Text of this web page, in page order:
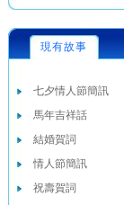
現有故事
七夕情人節簡訊
馬年吉祥話
結婚賀詞
情人節簡訊
祝壽賀詞